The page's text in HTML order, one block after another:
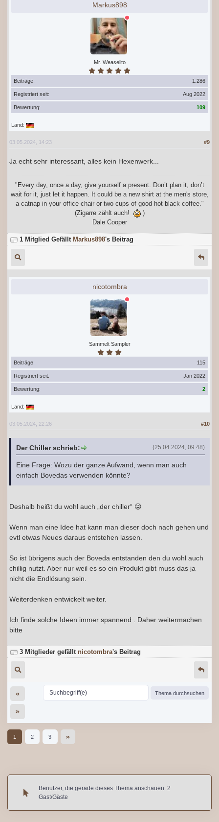
Markus898
Mr. Weaselito
Beiträge: 1.286
Registriert seit: Aug 2022
Bewertung: 109
Land:
#9
03.05.2024, 14:23
Ja echt sehr interessant, alles kein Hexenwerk...
"Every day, once a day, give yourself a present. Don’t plan it, don’t
wait for it, just let it happen. It could be a new shirt at the men's store,
a catnap in your office chair or two cups of good hot black coffee."
(Zigarre zählt auch!
)
Dale Cooper
1 Mitglied Gefällt Markus898's Beitrag
nicotombra
Sammelt Sampler
Beiträge: 115
Registriert seit: Jan 2022
Bewertung: 2
Land:
#10
03.05.2024, 22:26
(25.04.2024, 09:48)
Der Chiller schrieb:
Eine Frage: Wozu der ganze Aufwand, wenn man auch
einfach Bovedas verwenden könnte?
Deshalb heißt du wohl auch „der chiller“ 😜
Wenn man eine Idee hat kann man dieser doch nach gehen und
evtl etwas Neues daraus entstehen lassen.
So ist übrigens auch der Boveda entstanden den du wohl auch
chillig nutzt. Aber nur weil es so ein Produkt gibt muss das ja
nicht die Endlösung sein.
Weiterdenken entwickelt weiter.
Ich finde solche Ideen immer spannend . Daher weitermachen
bitte
3 Mitglieder gefällt nicotombra's Beitrag
1 2 3
Benutzer, die gerade dieses Thema anschauen: 2
Gast/Gäste